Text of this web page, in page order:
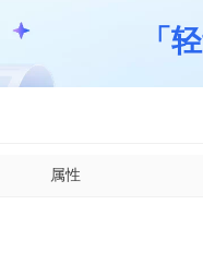
「
属性